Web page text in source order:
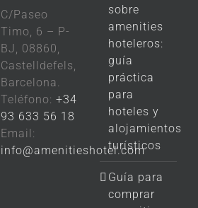
C/Paseo
Timo, 6 – P-
BJ, 08860,
Castelldefels,
Barcelona.
Teléfono:+34
93 633 56 18
Email:
info@amenitieshotel.com
sobre
amenities
hoteleros:
guía
práctica
para
hoteles y
alojamientos
turísticos
Guía para
comprar